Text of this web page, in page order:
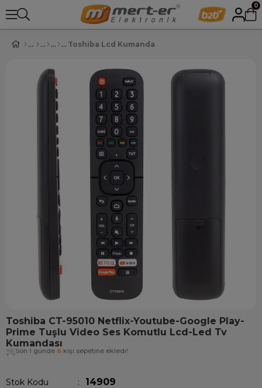
0
Toshiba Lcd Kumanda
Toshiba CT-95010 Netflix-Youtube-Google Play-
Prime Tuşlu Video Ses Komutlu Lcd-Led Tv
Kumandası
Son 1 günde 6 kişi sepetine ekledi!
Stok Kodu 14909